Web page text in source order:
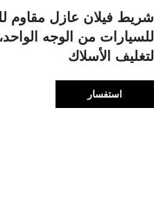
شريط فيلان عازل مقاوم
لتغليف الأسلاك
استفسار